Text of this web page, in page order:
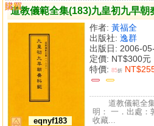
道教儀範全集(183)九皇初九早朝
eqnyf183
作者: 黃福全
出版社: 逸群
出版日: 2006-
定價: NT$300元
特價: 85折
購買
比較
道教儀範全
明： 一．出處：
收藏...